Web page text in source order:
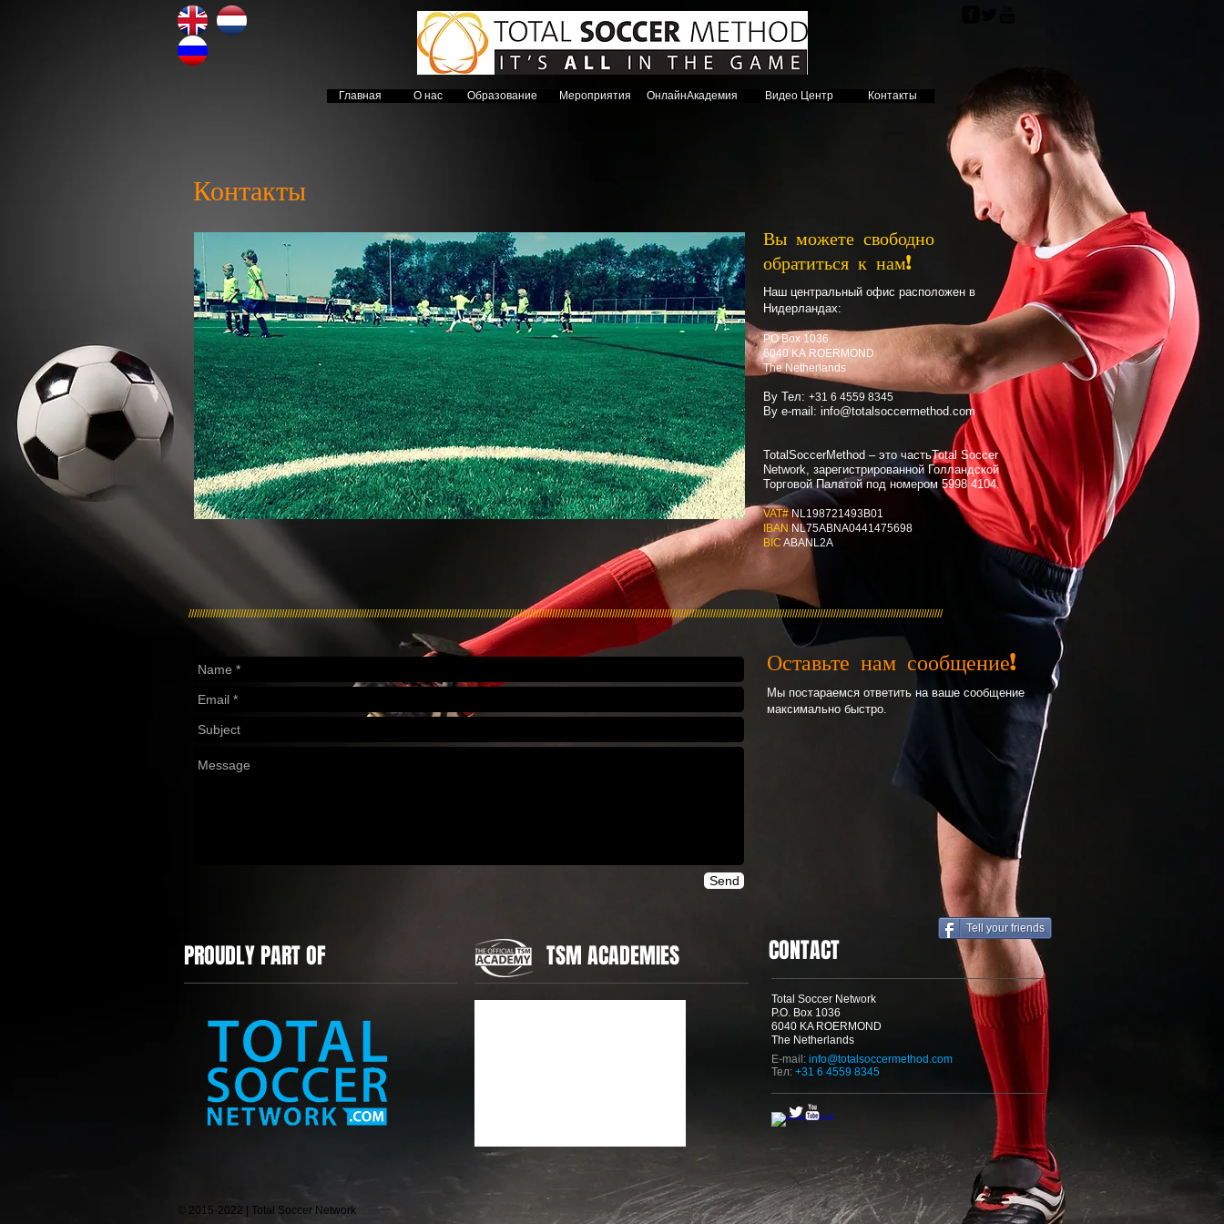
HOME ABOUT EDUCATION ONLINE ACADEMY VIDEO CENTRE CONTACT
Главная О нас Образование Мероприятия ОнлайнАкадемия Видео Центр Контакты
Контакты
Вы можете свободно
обратиться к нам!
Наш центральный офис расположен в
Нидерландах:
PO Box 1036
6040 KA ROERMOND
The Netherlands
By Тел: +31 6 4559 8345
By e-mail: info@totalsoccermethod.com
TotalSoccerMethod – это частьTotal Soccer
Network, зарегистрированной Голландской
Торговой Палатой под номером 5998 4104.
VAT#NL198721493B01
IBAN NL75ABNA0441475698
BIC ABANL2A
////////////////////////////////////////////////////////////////////////////////////////////////////////////////////////////////////////////////////////////////////////////////////////////////////////////////////////////////////////////////////////////////////////////////////
Send
Оставьте нам сообщение!
Мы постараемся ответить на ваше сообщение
максимально быстро.
PROUDLY PART OF TSM ACADEMIES
Tell your friends
CONTACT
Total Soccer Network
P.O. Box 1036
6040 KA ROERMOND
The Netherlands
E-mail: info@totalsoccermethod.com
Тел: +31 6 4559 8345
© 2015-2022 | Total Soccer Network